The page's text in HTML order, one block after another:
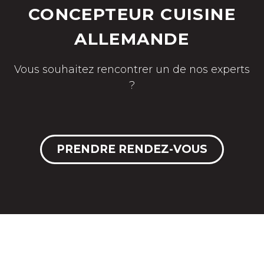
CONCEPTEUR CUISINE
ALLEMANDE
Vous souhaitez rencontrer un de nos experts
?
PRENDRE RENDEZ-VOUS